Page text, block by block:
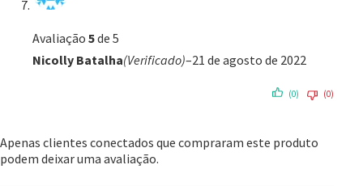
Avaliação 5de 5
Nicolly Batalha(Verificado)–21 de agosto de 2022
(0) (0)
Apenas clientes conectados que compraram este produto
podem deixar uma avaliação.